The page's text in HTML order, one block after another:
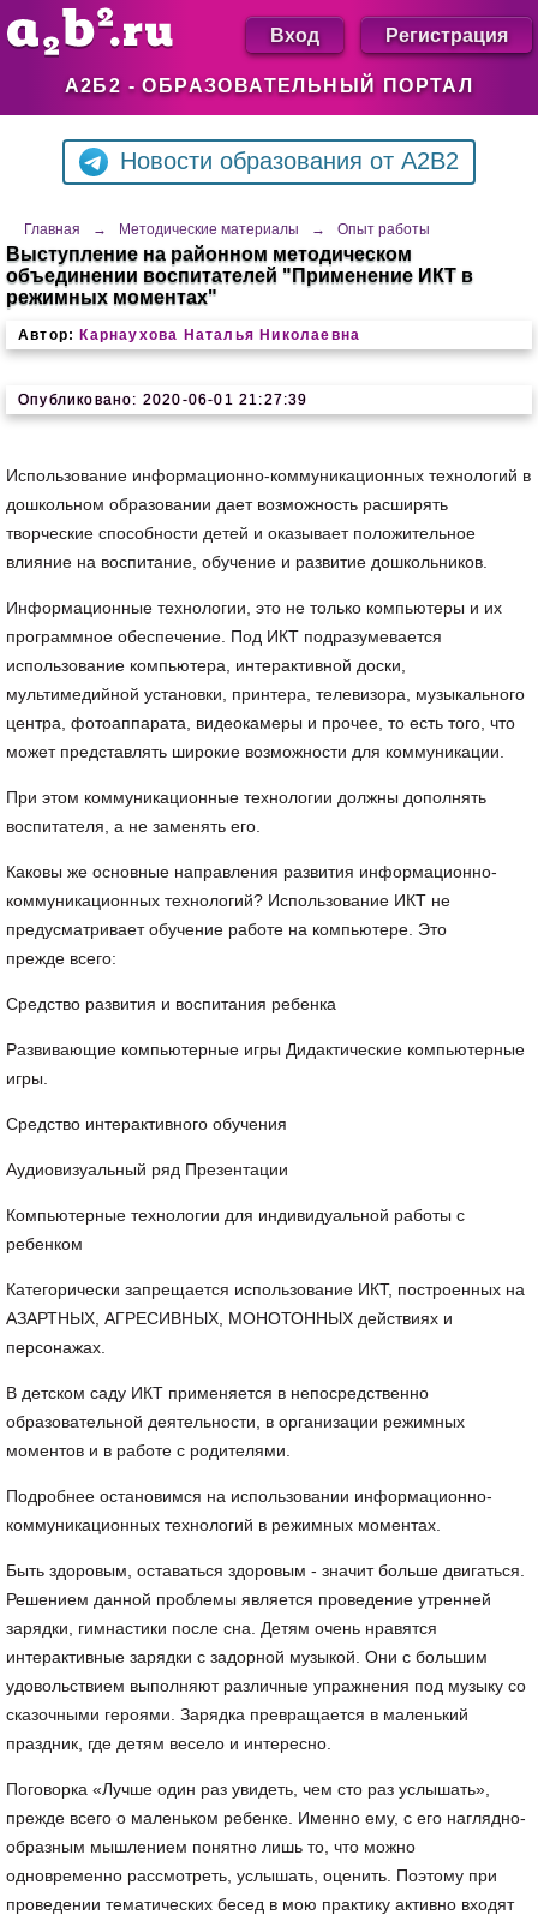
А2Б2 - ОБРАЗОВАТЕЛЬНЫЙ ПОРТАЛ
Вход Регистрация
Новости образования от A2B2
Главная → Методические материалы → Опыт работы
Выступление на районном методическом
объединении воспитателей "Применение ИКТ в
режимных моментах"
Автор: Карнаухова Наталья Николаевна
Опубликовано: 2020-06-01 21:27:39
Использование информационно-коммуникационных технологий в
дошкольном образовании дает возможность расширять
творческие способности детей и оказывает положительное
влияние на воспитание, обучение и развитие дошкольников.
Информационные технологии, это не только компьютеры и их
программное обеспечение. Под ИКТ подразумевается
использование компьютера, интерактивной доски,
мультимедийной установки, принтера, телевизора, музыкального
центра, фотоаппарата, видеокамеры и прочее, то есть того, что
может представлять широкие возможности для коммуникации.
При этом коммуникационные технологии должны дополнять
воспитателя, а не заменять его.
Каковы же основные направления развития информационно-
коммуникационных технологий? Использование ИКТ не
предусматривает обучение работе на компьютере. Это
прежде всего:
Средство развития и воспитания ребенка
Развивающие компьютерные игры Дидактические компьютерные
игры.
Средство интерактивного обучения
Аудиовизуальный ряд Презентации
Компьютерные технологии для индивидуальной работы с
ребенком
Категорически запрещается использование ИКТ, построенных на
АЗАРТНЫХ, АГРЕСИВНЫХ, МОНОТОННЫХ действиях и
персонажах.
В детском саду ИКТ применяется в непосредственно
образовательной деятельности, в организации режимных
моментов и в работе с родителями.
Подробнее остановимся на использовании информационно-
коммуникационных технологий в режимных моментах
Быть здоровым, оставаться здоровым - значит больше двигаться.
Решением данной проблемы является проведение утренней
зарядки, гимнастики после сна. Детям очень нравятся
интерактивные зарядки с задорной музыкой. Они с большим
удовольствием выполняют различные упражнения под музыку со
сказочными героями. Зарядка превращается в маленький
праздник, где детям весело и интересно.
Поговорка «Лучше один раз увидеть, чем сто раз услышать»
прежде всего о маленьком ребенке. Именно ему, с его наглядно-
образным мышлением понятно лишь то, что можно
одновременно рассмотреть, услышать, оценить. Поэтому при
проведении тематических бесед в мою практику активно входят